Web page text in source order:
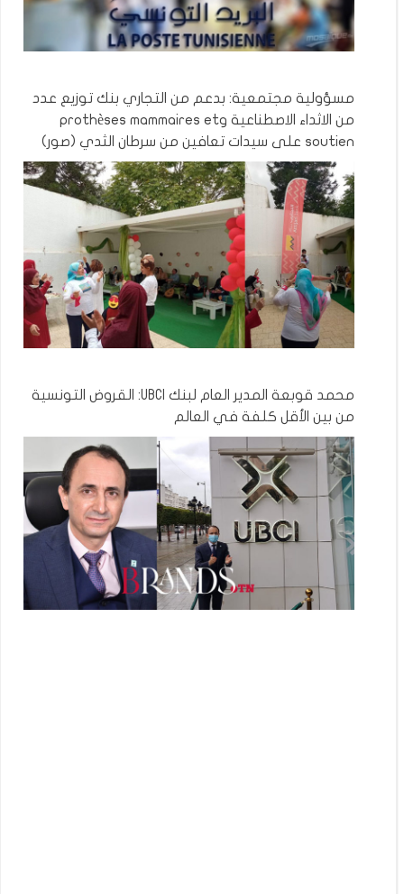
مسؤولية مجتمعية: بدعم من التجاري بنك توزيع عدد
من الاثداء الاصطناعية وprothèses mammaires et
soutien على سيدات تعافين من سرطان الثدي (صور)
محمد قوبعة المدير العام لبنك UBCI: القروض التونسية
من بين الأقل كلفة في العالم